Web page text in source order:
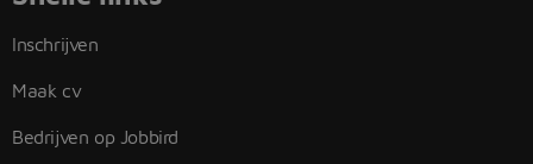
Inschrijven
Maak cv
Bedrijven op Jobbird